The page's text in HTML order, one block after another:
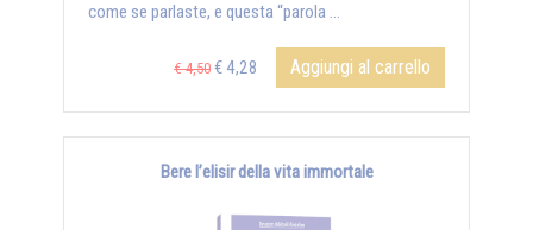
come se parlaste, e questa “parola …
€ 4,50 € 4,28 Aggiungi al carrello
Bere l’elisir della vita immortale